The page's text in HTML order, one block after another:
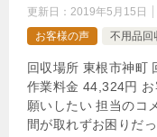
更新日： 2019年5月15日
お客様の声
不用品回
回収場所 東根市神町
作業料金 44,324円
願いしたい 担当のコ
間が取れずお困りだ